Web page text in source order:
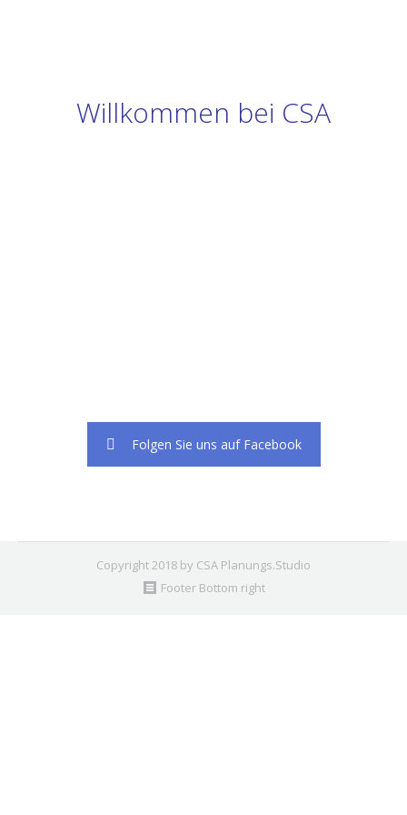
Willkommen bei CSA
Folgen Sie uns auf Facebook
Copyright 2018 by CSA Planungs.Studio
Footer Bottom right